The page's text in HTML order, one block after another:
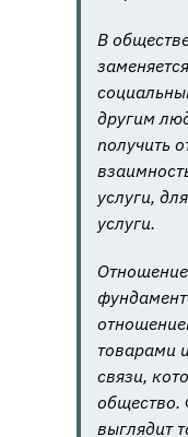
В
другим
получить
услуги,
услуги.
товарами
связи,
общество.
выглядит